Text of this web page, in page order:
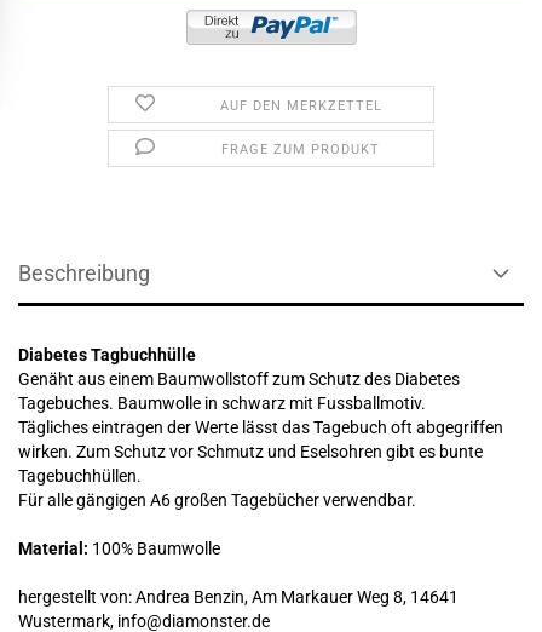
AUF DEN MERKZETTEL
FRAGE ZUM PRODUKT
Beschreibung
Diabetes Tagbuchhülle
Genäht aus einem Baumwollstoff zum Schutz des Diabetes
Tagebuches. Baumwolle in schwarz mit Fussballmotiv.
Tägliches eintragen der Werte lässt das Tagebuch oft abgegriffen
wirken. Zum Schutz vor Schmutz und Eselsohren gibt es bunte
Tagebuchhüllen.
Für alle gängigen A6 großen Tagebücher verwendbar.
Material: 100% Baumwolle
hergestellt von: Andrea Benzin, Am Markauer Weg 8, 14641
Wustermark, info@diamonster.de